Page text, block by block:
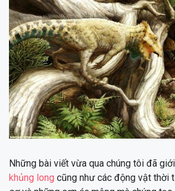
Những bài viết vừa qua chúng tôi đã
khủng long cũng như các động vật thời